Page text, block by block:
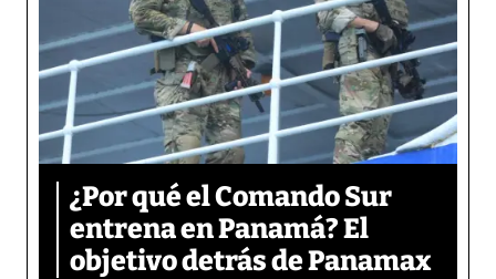
¿Por qué el Comando Sur
entrena en Panamá? El
objetivo detrás de Panamax